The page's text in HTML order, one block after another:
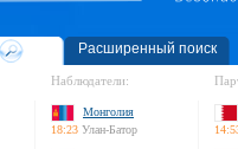
Расширенный поиск
Наблюдатели:
Монголия
18:23 Улан-Батор